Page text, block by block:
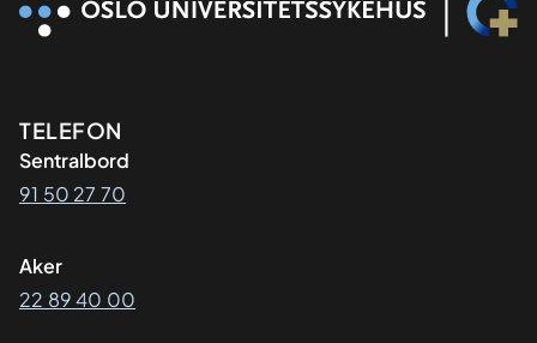
Kontaktinformasjon
TELEFON
Sentralbord
91 50 27 70
Aker
22 89 40 00